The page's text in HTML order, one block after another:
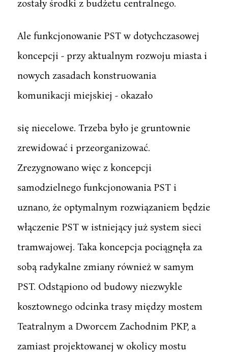
zostały środki z budżetu centralnego.
Ale funkcjonowanie PST w dotychczasowej
koncepcji - przy aktualnym rozwoju miasta i
nowych zasadach konstruowania
komunikacji miejskiej - okazało
się niecelowe. Trzeba było je gruntownie
zrewidować i przeorganizować.
Zrezygnowano więc z koncepcji
samodzielnego funkcjonowania PST i
uznano, że optymalnym rozwiązaniem będzie
włączenie PST w istniejący już system sieci
tramwajowej. Taka koncepcja pociągnęła za
sobą radykalne zmiany również w samym
PST. Odstąpiono od budowy niezwykle
kosztownego odcinka trasy między mostem
Teatralnym a Dworcem Zachodnim PKP, a
zamiast projektowanej w okolicy mostu